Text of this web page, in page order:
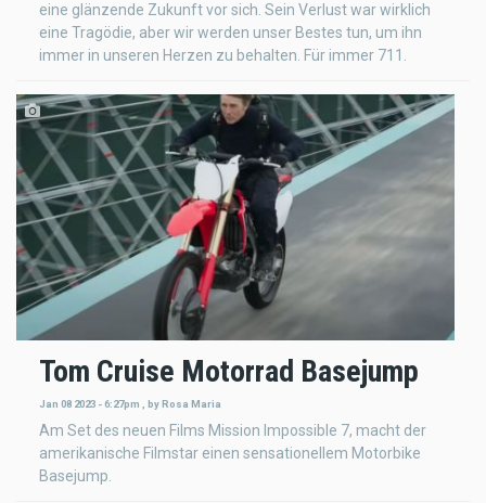
eine glänzende Zukunft vor sich. Sein Verlust war wirklich
eine Tragödie, aber wir werden unser Bestes tun, um ihn
immer in unseren Herzen zu behalten. Für immer 711.
Tom Cruise Motorrad Basejump
Jan 08 2023 - 6:27pm byRosa Maria
Am Set des neuen Films Mission Impossible 7, macht der
amerikanische Filmstar einen sensationellem Motorbike
Basejump.